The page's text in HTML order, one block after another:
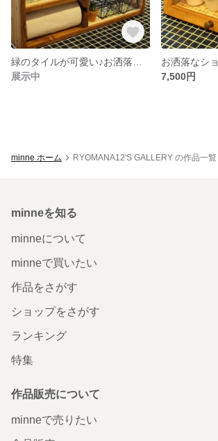
展示中
お洒落なシ
7,500円
minne ホーム RYOMANA12'S GALLERY の作品一覧
minneを知る
minneについて
minneで買いたい
作品をさがす
ショップをさがす
ランキング
特集
作品販売について
minneで売りたい